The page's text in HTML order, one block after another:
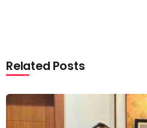
Related Posts